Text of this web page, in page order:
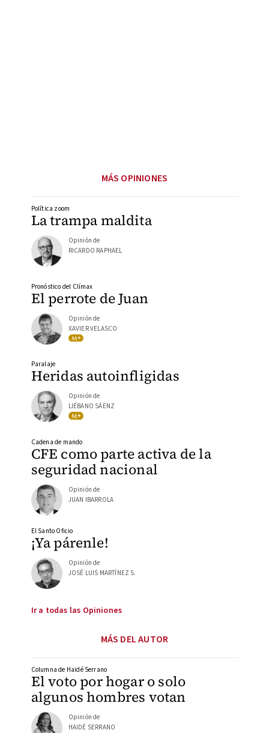
MÁS OPINIONES
La trampa maldita
Política zoom
Opinión de
RICARDO RAPHAEL
El perrote de Juan
Pronóstico del Clímax
Opinión de
XAVIER VELASCO
Heridas autoinfligidas
Paralaje
Opinión de
LIÉBANO SÁENZ
CFE como parte activa de la
seguridad nacional
Cadena de mando
Opinión de
JUAN IBARROLA
¡Ya párenle!
El Santo Oficio
Opinión de
JOSÉ LUIS MARTÍNEZ S.
Ir a todas las Opiniones
MÁS DEL AUTOR
El voto por hogar o solo
algunos hombres votan
Columna de Haidé Serrano
Opinión de
HAIDÉ SERRANO